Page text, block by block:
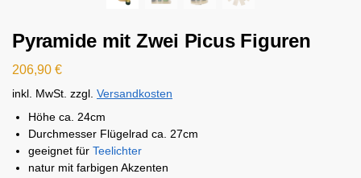
Pyramide mit Zwei Picus Figuren
206,90 €
inkl. MwSt. zzgl. Versandkosten
Höhe ca. 24cm
Durchmesser Flügelrad ca. 27cm
geeignet für Teelichter
natur mit farbigen Akzenten